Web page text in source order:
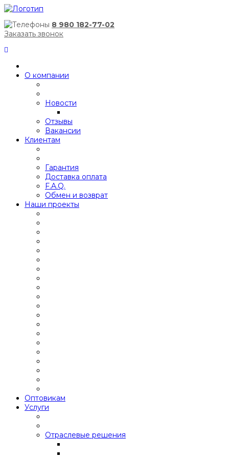
8 980 182-77-02
Заказать звонок
О компании
Новости
Отзывы
Вакансии
Клиентам
Гарантия
Доставка оплата
F.A.Q.
Обмен и возврат
Наши проекты
Оптовикам
Услуги
Отраслевые решения